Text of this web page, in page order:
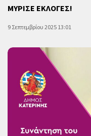
ΜΥΡΙΣΕ ΕΚΛΟΓΕΣ!
9 Σεπτεμβρίου 2025 13:01